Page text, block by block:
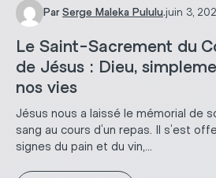
Par Serge Maleka Pululu.juin 3,
Le Saint-Sacrement du
de Jésus : Dieu,
nos vies
Jésus nous a laissé le mémorial de
sang au cours d’un repas. Il s’est
signes du pain et du vin,...